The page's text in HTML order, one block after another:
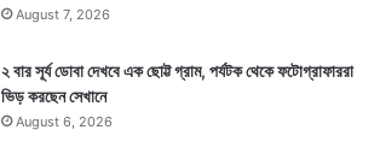
August 7, 2026
২ বার সূর্য ডোবা দেখবে এক ছোট্ট গ্রাম, পর্যটক থেকে ফটোগ্রাফাররা
ভিড় করছেন সেখানে
August 6, 2026